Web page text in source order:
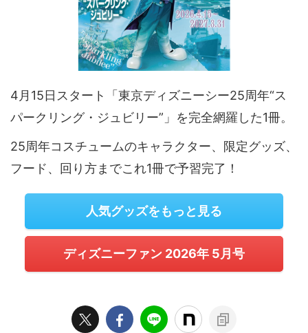
4月15日スタート「東京ディズニーシー25周年“ス
パークリング・ジュビリー”」を完全網羅した1冊。
25周年コスチュームのキャラクター、限定グッズ、
フード、回り方までこれ1冊で予習完了！
人気グッズをもっと見る
ディズニーファン 2026年 5月号